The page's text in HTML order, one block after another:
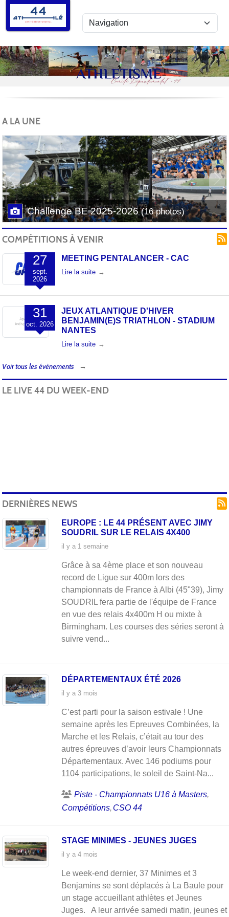
A LA UNE
Challenge BE 2025-2026(16 photos)
Previous Next
COMPÉTITIONS À VENIR
27
sept.
2026
MEETING PENTALANCER - CAC
Lire la suite
31
oct. 2026
JEUX ATLANTIQUE D'HIVER
BENJAMIN(E)S TRIATHLON - STADIUM
NANTES
Lire la suite
Voir tous les évènements
LE LIVE 44 DU WEEK-END
DERNIÈRES NEWS
EUROPE : LE 44 PRÉSENT AVEC JIMY
SOUDRIL SUR LE RELAIS 4X400
il y a 1 semaine
Grâce à sa 4ème place et son nouveau
record de Ligue sur 400m lors des
championnats de France à Albi (45"39), Jimy
SOUDRIL fera partie de l'équipe de France
en vue des relais 4x400m H ou mixte à
Birmingham. Les courses des séries seront à
suivre vend...
DÉPARTEMENTAUX ÉTÉ 2026
il y a 3 mois
C’est parti pour la saison estivale ! Une
semaine après les Epreuves Combinées, la
Marche et les Relais, c’était au tour des
autres épreuves d’avoir leurs Championnats
Départementaux. Avec 146 podiums pour
1104 participations, le soleil de Saint-Na...
Piste - Championnats U16 à Masters
Compétitions CSO 44
STAGE MINIMES - JEUNES JUGES
il y a 4 mois
Le week-end dernier, 37 Minimes et 3
Benjamins se sont déplacés à La Baule pour
un stage accueillant athlètes et Jeunes
Juges. A leur arrivée samedi matin, jeunes et
Panneau de gestion des cookies